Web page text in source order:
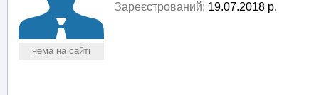
нема на сайті
Зареєстрований: 19.07.2018 р.